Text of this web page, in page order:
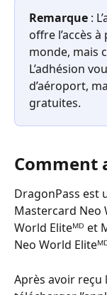
Remarque :
offre l’accès
monde, mais
L’adhésion
d’aéroport,
gratuites.
Comment
DragonPass est
Mastercard Neo
World Eliteᴹᴰ et
Neo World
Après avoir reçu